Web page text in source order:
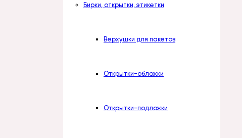
Бирки, открытки, этикетки
Верхушки для пакетов
Открытки-обложки
Открытки-подложки